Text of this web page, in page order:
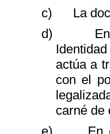
c)
La
d)
actúa a
con el
carné de
e)
En